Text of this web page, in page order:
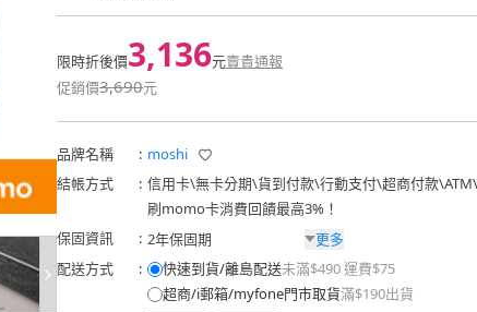
限時折後價3,136元賣貴通報
促銷價3,690元
品牌名稱 : moshi
結帳方式
: 信用卡\無卡分期\貨到付款\行動支付\超商付款\ATM\
刷momo卡消費回饋最高3%！
保固資訊
: 2年保固期
更多
配送方式
: 快速到貨/離島配送未滿$490 運費$75
超商/i郵箱/myfone門市取貨滿$190出貨